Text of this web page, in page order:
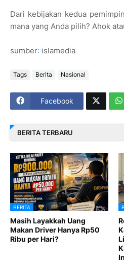
Dari kebijakan kedua
mana yang Anda pilih? Ahok
sumber: islamedia
Tags Berita Nasional
Facebook
BERITA TERBARU
BERITA
Masih Layakkah Uang
Makan Driver Hanya Rp50
Ribu per Hari?